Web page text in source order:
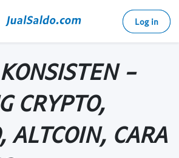
Log in
-
CRYPTO,
ALTCOIN, CARA